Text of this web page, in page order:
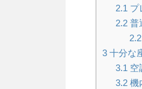
2.1 プ
2.2 普
3十分な
3.1 空
3.2 機